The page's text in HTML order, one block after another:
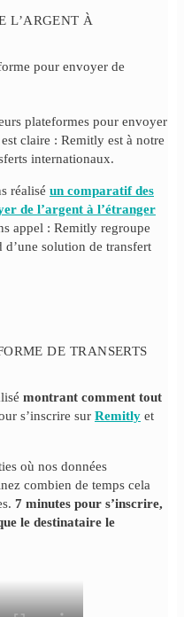
L’ARGENT À
plateformes pour envoyer
claire : Remitly est à notre
internationaux.
réalisé un comparatif des
de l’argent à l’étranger
appel : Remitly regroupe
d’une solution de transfert
DE TRANSERTS
montrant comment tout
s’inscrire sur Remitly et
où nos données
combien de temps cela
7 minutes pour s’inscrire,
le destinataire le